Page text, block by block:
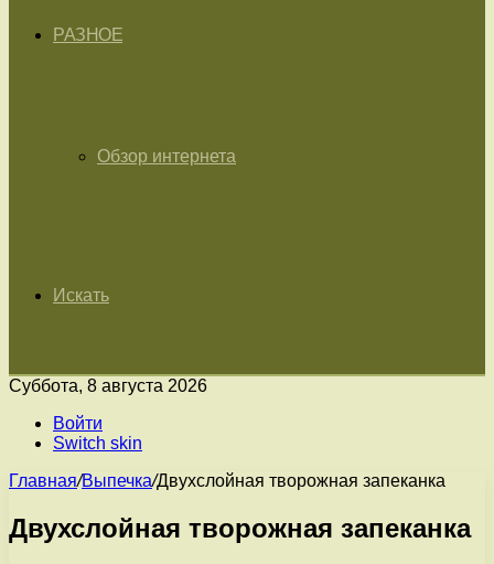
РАЗНОЕ
Обзор интернета
Искать
Суббота, 8 августа 2026
Войти
Switch skin
Главная/Выпечка/Двухслойная творожная запеканка
Двухслойная творожная запеканка